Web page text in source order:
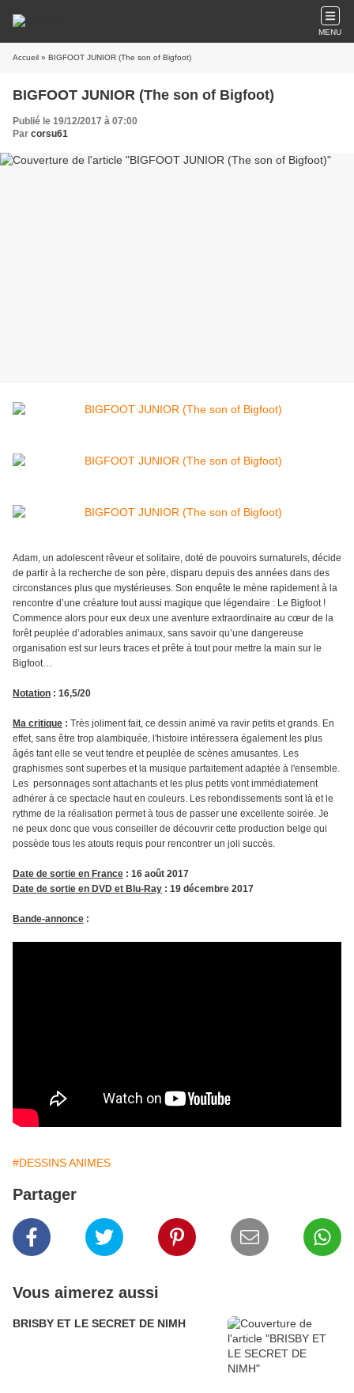
MENU
Accueil » BIGFOOT JUNIOR (The son of Bigfoot)
BIGFOOT JUNIOR (The son of Bigfoot)
Publié le 19/12/2017 à 07:00
Par corsu61
Adam, un adolescent rêveur et solitaire, doté de pouvoirs surnaturels, décide
de partir à la recherche de son père, disparu depuis des années dans des
circonstances plus que mystérieuses. Son enquête le mène rapidement à la
rencontre d’une créature tout aussi magique que légendaire : Le Bigfoot !
Commence alors pour eux deux une aventure extraordinaire au cœur de la
forêt peuplée d’adorables animaux, sans savoir qu’une dangereuse
organisation est sur leurs traces et prête à tout pour mettre la main sur le
Bigfoot…
Notation : 16,5/20
Ma critique : Très joliment fait, ce dessin animé va ravir petits et grands. En
effet, sans être trop alambiquée, l'histoire intéressera également les plus
âgés tant elle se veut tendre et peuplée de scènes amusantes. Les
graphismes sont superbes et la musique parfaitement adaptée à l'ensemble.
Les personnages sont attachants et les plus petits vont immédiatement
adhérer à ce spectacle haut en couleurs. Les rebondissements sont là et le
rythme de la réalisation permet à tous de passer une excellente soirée. Je
ne peux donc que vous conseiller de découvrir cette production belge qui
possède tous les atouts requis pour rencontrer un joli succès.
Date de sortie en France : 16 août 2017
Date de sortie en DVD et Blu-Ray : 19 décembre 2017
Bande-annonce :
#DESSINS ANIMES
Partager
Vous aimerez aussi
BRISBY ET LE SECRET DE NIMH